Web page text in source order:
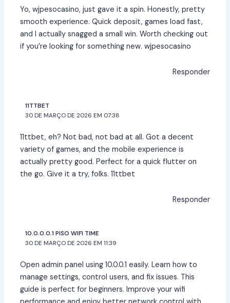
Yo, wjpesocasino, just gave it a spin. Honestly, pretty
smooth experience. Quick deposit, games load fast,
and I actually snagged a small win. Worth checking out
if you’re looking for something new.wjpesocasino
Responder
11TTBET
30 DE MARÇO DE 2026 EM 07:38
11ttbet, eh? Not bad, not bad at all. Got a decent
variety of games, and the mobile experience is
actually pretty good. Perfect for a quick flutter on
the go. Give it a try, folks.11ttbet
Responder
10.0.0.0.1 PISO WIFI TIME
30 DE MARÇO DE 2026 EM 11:39
Open admin panel using 10.0.0.1 easily. Learn how to
manage settings, control users, and fix issues. This
guide is perfect for beginners. Improve your wifi